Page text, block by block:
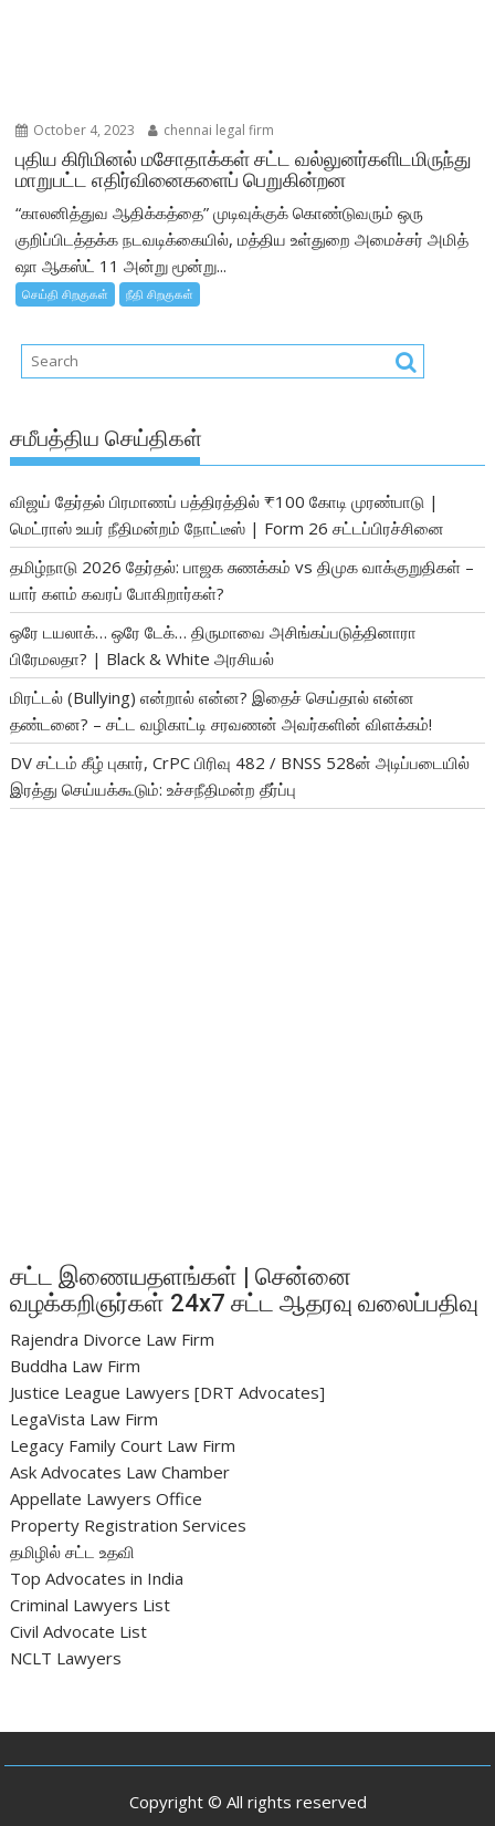
October 4, 2023 chennai legal firm
புதிய கிரிமினல் மசோதாக்கள் சட்ட வல்லுனர்களிடமிருந்து
மாறுபட்ட எதிர்வினைகளைப் பெறுகின்றன
“காலனித்துவ ஆதிக்கத்தை” முடிவுக்குக் கொண்டுவரும் ஒரு
குறிப்பிடத்தக்க நடவடிக்கையில், மத்திய உள்துறை அமைச்சர் அமித்
ஷா ஆகஸ்ட் 11 அன்று மூன்று...
செய்தி சிறகுகள் நீதி சிறகுகள்
சமீபத்திய செய்திகள்
விஜய் தேர்தல் பிரமாணப் பத்திரத்தில் ₹100 கோடி முரண்பாடு |
மெட்ராஸ் உயர் நீதிமன்றம் நோட்டீஸ் | Form 26 சட்டப்பிரச்சினை
தமிழ்நாடு 2026 தேர்தல்: பாஜக சுணக்கம் vs திமுக வாக்குறுதிகள் –
யார் களம் கவரப் போகிறார்கள்?
ஒரே டயலாக்… ஒரே டேக்… திருமாவை அசிங்கப்படுத்தினாரா
பிரேமலதா? | Black & White அரசியல்
மிரட்டல் (Bullying) என்றால் என்ன? இதைச் செய்தால் என்ன
தண்டனை? – சட்ட வழிகாட்டி சரவணன் அவர்களின் விளக்கம்!
DV சட்டம் கீழ் புகார், CrPC பிரிவு 482 / BNSS 528ன் அடிப்படையில்
இரத்து செய்யக்கூடும்: உச்சநீதிமன்ற தீர்ப்பு
சட்ட இணையதளங்கள் | சென்னை
வழக்கறிஞர்கள் 24x7 சட்ட ஆதரவு வலைப்பதிவு
Rajendra Divorce Law Firm
Buddha Law Firm
Justice League Lawyers [DRT Advocates]
LegaVista Law Firm
Legacy Family Court Law Firm
Ask Advocates Law Chamber
Appellate Lawyers Office
Property Registration Services
தமிழில் சட்ட உதவி
Top Advocates in India
Criminal Lawyers List
Civil Advocate List
NCLT Lawyers
Copyright © All rights reserved